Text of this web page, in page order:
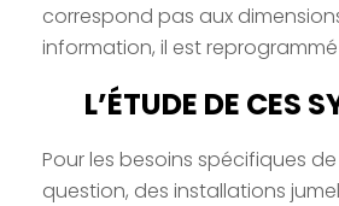
correspond pas aux
information, il est
L’ÉTUDE DE CES
Pour les besoins spécifiques de
question, des installations